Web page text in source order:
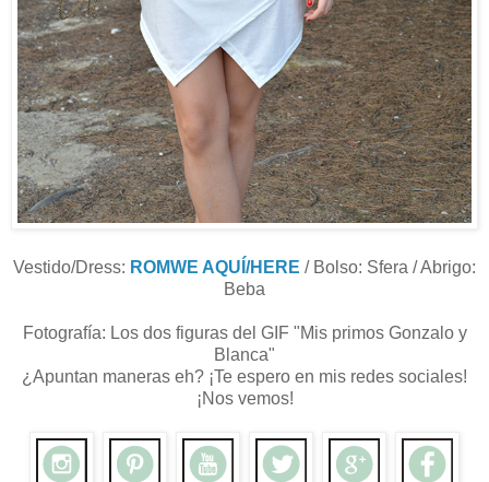
Vestido/Dress: ROMWE AQUÍ/HERE / Bolso: Sfera / Abrigo:
Beba
Fotografía: Los dos figuras del GIF "Mis primos Gonzalo y
Blanca"
¿Apuntan maneras eh? ¡Te espero en mis redes sociales!
¡Nos vemos!